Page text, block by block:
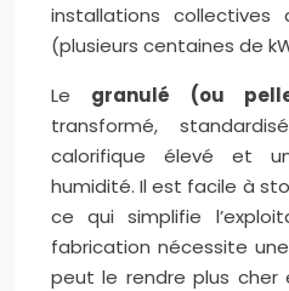
installations collectives
(plusieurs centaines de
Le granulé (ou
transformé,
calorifique élevé et
humidité. Il est facile à
ce qui simplifie
fabrication nécessite
peut le rendre plus